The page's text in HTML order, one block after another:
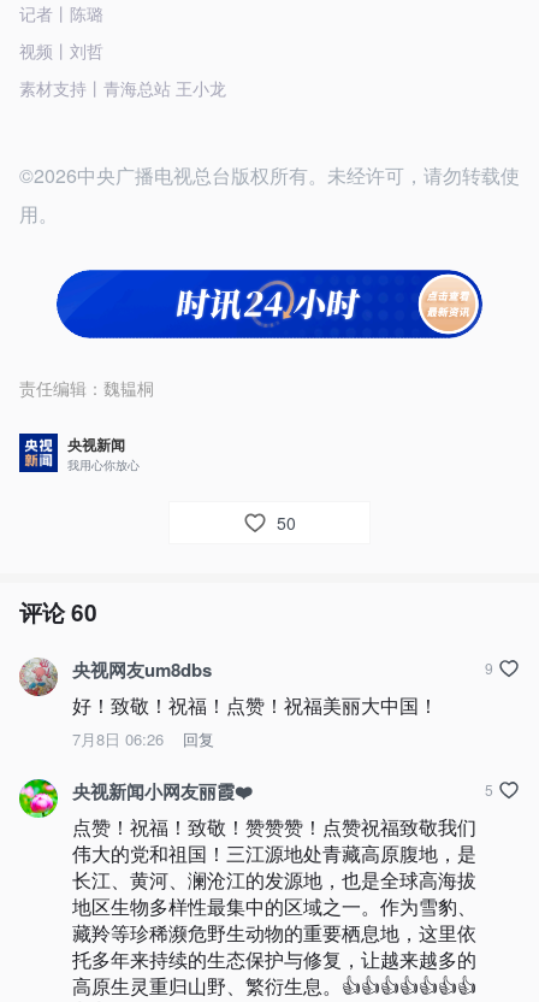
记者丨陈璐
视频丨刘哲
素材支持丨青海总站 王小龙
©2026中央广播电视总台版权所有。未经许可，请勿转载使
用。
责任编辑： 魏韫桐
央视新闻
我用心你放心
50
评论60
央视网友um8dbs
好！致敬！祝福！点赞！祝福美丽大中国！
7月8日 06:26 回复
9
央视新闻小网友丽霞❤️
点赞！祝福！致敬！赞赞赞！点赞祝福致敬我们
伟大的党和祖国！三江源地处青藏高原腹地，是
长江、黄河、澜沧江的发源地，也是全球高海拔
地区生物多样性最集中的区域之一。作为雪豹、
藏羚等珍稀濒危野生动物的重要栖息地，这里依
托多年来持续的生态保护与修复，让越来越多的
高原生灵重归山野、繁衍生息。👍👍👍👍👍👍👍
5